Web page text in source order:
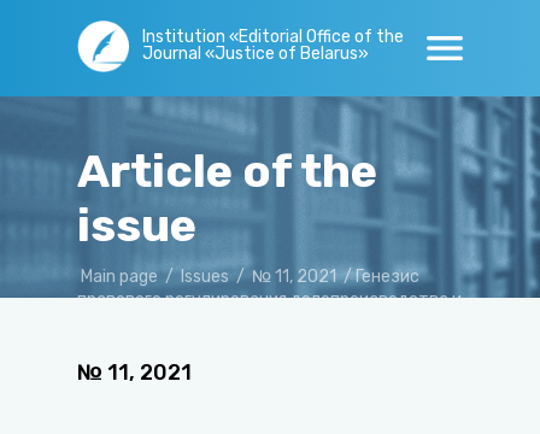
Institution «Editorial Office of the
Journal «Justice of Belarus»
Article of the
issue
Main page / Issues / № 11, 2021 /Генезис
правового регулирования делопроизводства и
№ 11, 2021